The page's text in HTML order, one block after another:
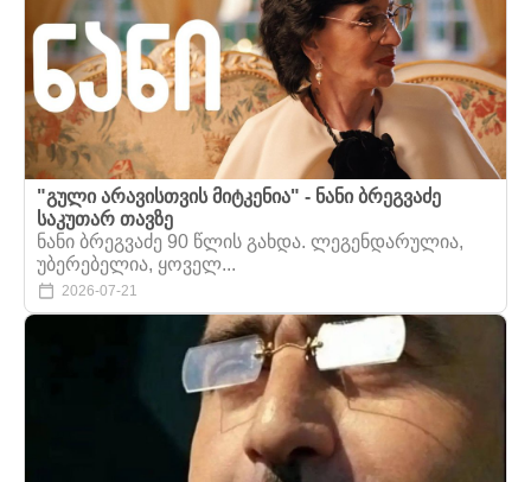
"გული არავისთვის მიტკენია" - ნანი ბრეგვაძე
საკუთარ თავზე
ნანი ბრეგვაძე 90 წლის გახდა. ლეგენდარულია,
უბერებელია, ყოველ...
2026-07-21